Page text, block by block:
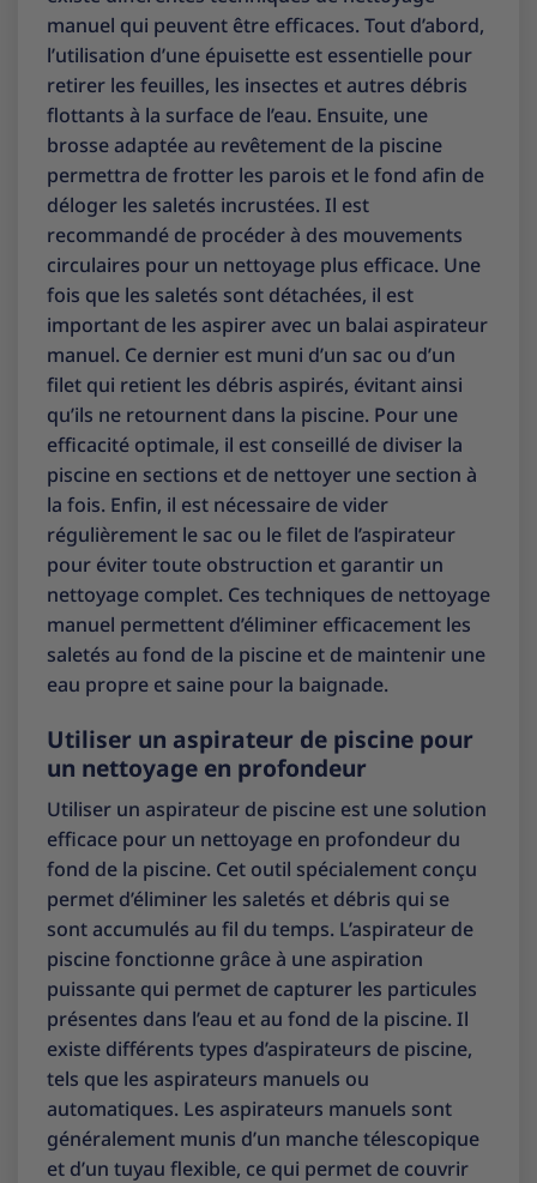
manuel qui peuvent être efficaces. Tout d’abord,
l’utilisation d’une épuisette est essentielle pour
retirer les feuilles, les insectes et autres débris
flottants à la surface de l’eau. Ensuite, une
brosse adaptée au revêtement de la piscine
permettra de frotter les parois et le fond afin de
déloger les saletés incrustées. Il est
recommandé de procéder à des mouvements
circulaires pour un nettoyage plus efficace. Une
fois que les saletés sont détachées, il est
important de les aspirer avec un balai aspirateur
manuel. Ce dernier est muni d’un sac ou d’un
filet qui retient les débris aspirés, évitant ainsi
qu’ils ne retournent dans la piscine. Pour une
efficacité optimale, il est conseillé de diviser la
piscine en sections et de nettoyer une section à
la fois. Enfin, il est nécessaire de vider
régulièrement le sac ou le filet de l’aspirateur
pour éviter toute obstruction et garantir un
nettoyage complet. Ces techniques de nettoyage
manuel permettent d’éliminer efficacement les
saletés au fond de la piscine et de maintenir une
eau propre et saine pour la baignade.
Utiliser un aspirateur de piscine pour
un nettoyage en profondeur
Utiliser un aspirateur de piscine est une solution
efficace pour un nettoyage en profondeur du
fond de la piscine. Cet outil spécialement conçu
permet d’éliminer les saletés et débris qui se
sont accumulés au fil du temps. L’aspirateur de
piscine fonctionne grâce à une aspiration
puissante qui permet de capturer les particules
présentes dans l’eau et au fond de la piscine. Il
existe différents types d’aspirateurs de piscine,
tels que les aspirateurs manuels ou
automatiques. Les aspirateurs manuels sont
généralement munis d’un manche télescopique
et d’un tuyau flexible, ce qui permet de couvrir